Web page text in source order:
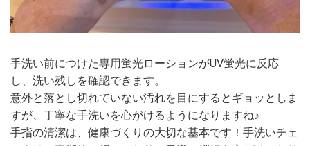
手洗い前につけた専用蛍光ローションがUV蛍光に反応
し、洗い残しを確認できます。
意外と落とし切れていない汚れを目にするとギョッとしま
すが、丁寧な手洗いを心がけるようになりますね♪
手指の清潔は、健康づくりの大切な基本です！手洗いチェ